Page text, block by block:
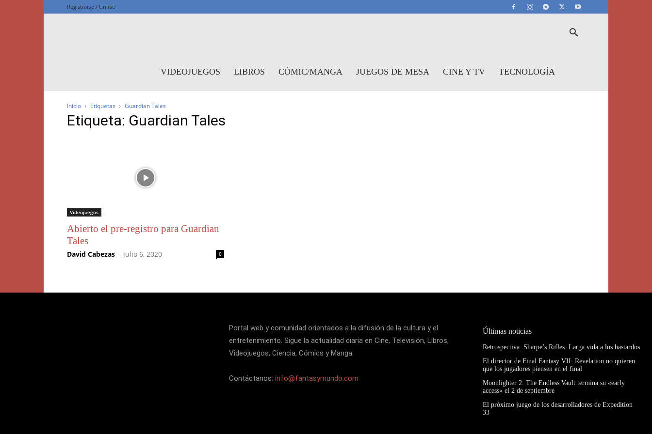
Registrarse / Unirse
VIDEOJUEGOS LIBROS CÓMIC/MANGA JUEGOS DE MESA CINE Y TV TECNOLOGÍA
Inicio Etiquetas Guardian Tales
Etiqueta: Guardian Tales
Videojuegos
Abierto el pre-registro para Guardian
Tales
David Cabezas - julio 6, 2020 0
Portal web y comunidad orientados a la difusión de la cultura y el
entretenimiento. Sigue la actualidad diaria en Cine, Televisión, Libros,
Videojuegos, Ciencia, Cómics y Manga.
Contáctanos: info@fantasymundo.com
Últimas noticias
Retrospectiva: Sharpe’s Rifles. Larga vida a los bastardos
El director de Final Fantasy VII: Revelation no quieren
que los jugadores piensen en el final
Moonlighter 2: The Endless Vault termina su «early
access» el 2 de septiembre
El próximo juego de los desarrolladores de Expedition
33